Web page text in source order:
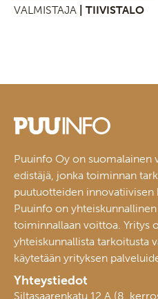
VALMISTAJA | TIIVISTALO
Puuinfo Oy on suomalainen
edistäjä, jonka toiminnan
puutuotteiden innovatiivisen
Puuinfo on
toiminnallaan voittoa. Yritys
yhteiskunnallista tarkoitusta
käytetään yrityksen
Yhteystiedot
Siltasaarenkatu 12 A (8.